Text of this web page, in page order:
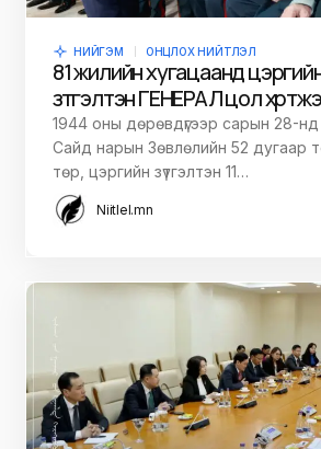
НИЙГЭМ ОНЦЛОХ НИЙТЛЭЛ
81 жилийн хугацаанд
зүтгэлтэн ГЕНЕРАЛ цол
1944 оны дөрөвдүгээр сарын 28-
Сайд нарын Зөвлөлийн 52 дугаар
төр, цэргийн зүтгэлтэн 11…
Niitlel.mn